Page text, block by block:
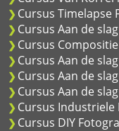
Cursus Timelapse
Cursus Aan de
Cursus
Cursus Aan de
Cursus Aan de
Cursus Aan de
Cursus
Cursus DIY